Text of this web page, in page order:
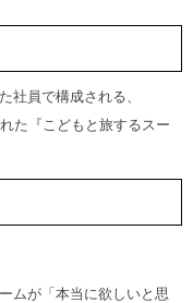
社員で構成される、
た『こどもと旅するスー
ムが「本当に欲しいと思